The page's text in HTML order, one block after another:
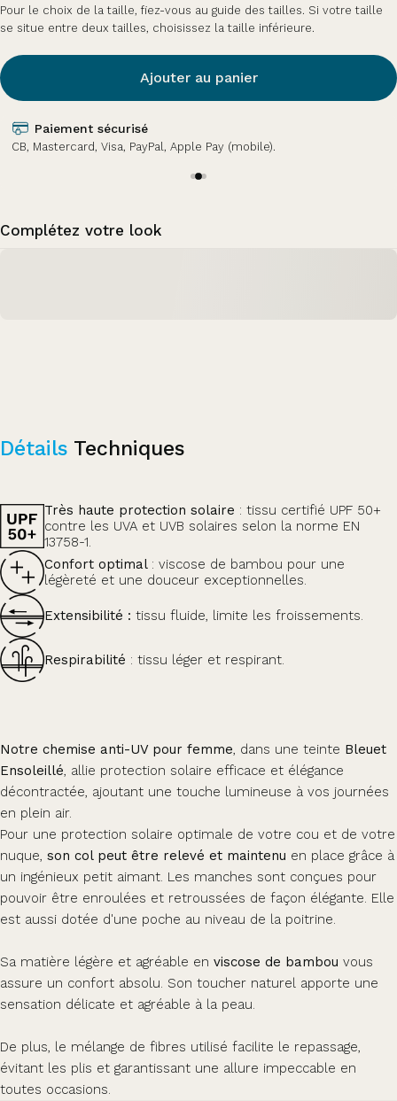
Pour le choix de la taille, fiez-vous au guide des tailles. Si votre taille
se situe entre deux tailles, choisissez la taille inférieure.
Ajouter au panier
Paiement sécurisé
CB, Mastercard, Visa, PayPal, Apple Pay (mobile).
Complétez votre look
Détails Techniques
Très haute protection solaire : tissu certifié UPF 50+
contre les UVA et UVB solaires selon la norme EN
13758-1.
Confort optimal : viscose de bambou pour une
légèreté et une douceur exceptionnelles.
Extensibilité : tissu fluide, limite les froissements.
Respirabilité : tissu léger et respirant.
Notre chemise anti-UV pour femme, dans une teinte Bleuet
Ensoleillé, allie protection solaire efficace et élégance
décontractée, ajoutant une touche lumineuse à vos journées
en plein air.
Pour une protection solaire optimale de votre cou et de votre
nuque, son col peut être relevé et maintenu en place grâce à
un ingénieux petit aimant. Les manches sont conçues pour
pouvoir être enroulées et retroussées de façon élégante. Elle
est aussi dotée d'une poche au niveau de la poitrine.
Sa matière légère et agréable en viscose de bambou vous
assure un confort absolu. Son toucher naturel apporte une
sensation délicate et agréable à la peau.
De plus, le mélange de fibres utilisé facilite le repassage,
évitant les plis et garantissant une allure impeccable en
toutes occasions.